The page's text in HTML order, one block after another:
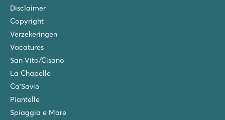
Disclaimer
Copyright
Verzekeringen
Vacatures
San Vito/Cisano
La Chapelle
Ca'Savio
Piantelle
Spiaggia e Mare